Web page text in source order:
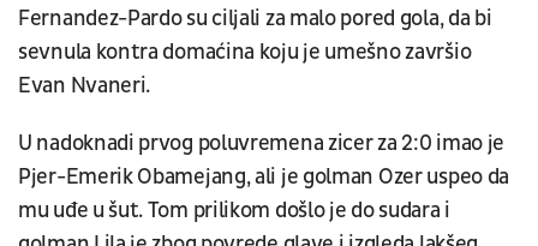
Fernandez-Pardo su ciljali za malo pored gola, da bi
sevnula kontra domaćina koju je umešno završio
Evan Nvaneri.
U nadoknadi prvog poluvremena zicer za 2:0 imao je
Pjer-Emerik Obamejang, ali je golman Ozer uspeo da
mu uđe u šut. Tom prilikom došlo je do sudara i